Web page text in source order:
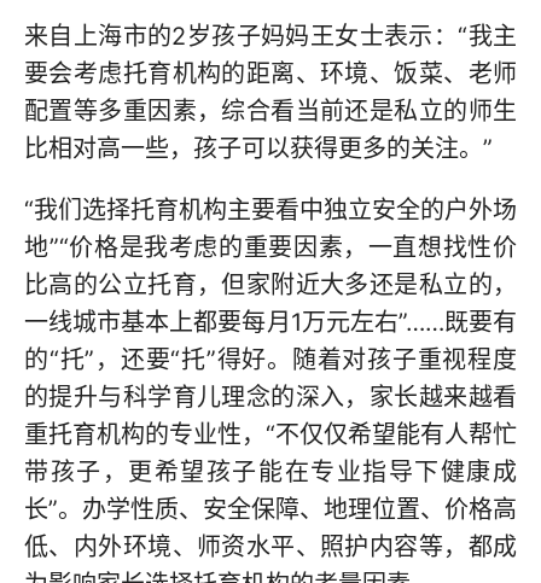
来自上海市的2岁孩子妈妈王女士表示：“我主
要会考虑托育机构的距离、环境、饭菜、老师
配置等多重因素，综合看当前还是私立的师生
比相对高一些，孩子可以获得更多的关注。”
“我们选择托育机构主要看中独立安全的户外场
地”“价格是我考虑的重要因素，一直想找性价
比高的公立托育，但家附近大多还是私立的，
一线城市基本上都要每月1万元左右”……既要有
的“托”，还要“托”得好。随着对孩子重视程度
的提升与科学育儿理念的深入，家长越来越看
重托育机构的专业性，“不仅仅希望能有人帮忙
带孩子，更希望孩子能在专业指导下健康成
长”。办学性质、安全保障、地理位置、价格高
低、内外环境、师资水平、照护内容等，都成